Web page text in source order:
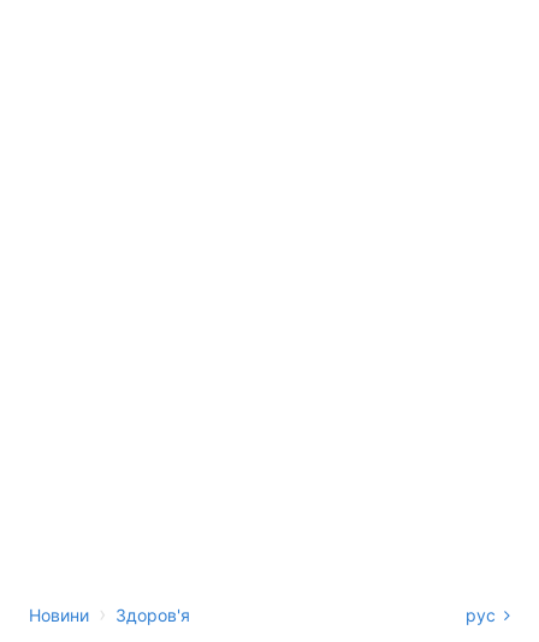
Новини › Здоров'я рус